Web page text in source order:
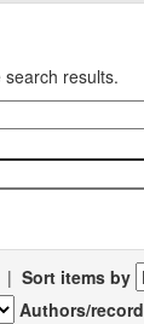
results.
| Sort items by
Authors/record